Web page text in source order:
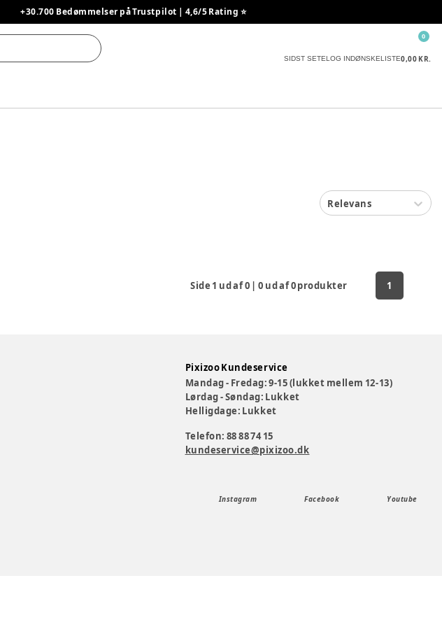
+30.700 Bedømmelser på Trustpilot | 4,6/5 Rating ⭐️
SIDST SETELOG INDØNSKELISTE0,00 KR.
0
Relevans
Side 1 ud af0 |0 ud af0produkter 1
Pixizoo Kundeservice
Mandag - Fredag: 9-15 (lukket mellem 12-13)
Lørdag - Søndag: Lukket
Helligdage: Lukket
Telefon: 88 88 74 15
kundeservice@pixizoo.dk
Instagram Facebook Youtube